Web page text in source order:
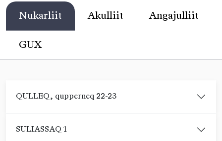
Nukarliit Akulliit Angajulliit
GUX
QULLEQ, qupperneq 22-23
SULIASSAQ 1